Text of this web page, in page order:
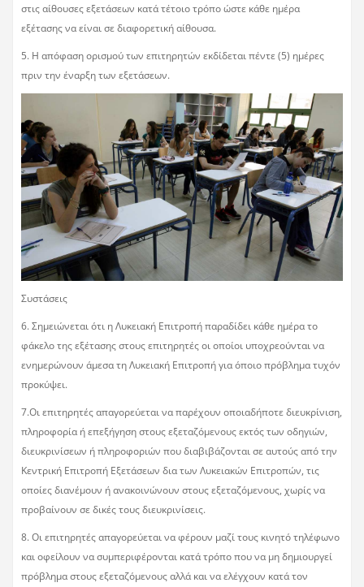
στις αίθουσες εξετάσεων κατά τέτοιο τρόπο ώστε κάθε ημέρα
εξέτασης να είναι σε διαφορετική αίθουσα.
5. Η απόφαση ορισμού των επιτηρητών εκδίδεται πέντε (5) ημέρες
πριν την έναρξη των εξετάσεων.
Συστάσεις
6. Σημειώνεται ότι η Λυκειακή Επιτροπή παραδίδει κάθε ημέρα το
φάκελο της εξέτασης στους επιτηρητές οι οποίοι υποχρεούνται να
ενημερώνουν άμεσα τη Λυκειακή Επιτροπή για όποιο πρόβλημα τυχόν
προκύψει.
7.Οι επιτηρητές απαγορεύεται να παρέχουν οποιαδήποτε διευκρίνιση,
πληροφορία ή επεξήγηση στους εξεταζόμενους εκτός των οδηγιών,
διευκρινίσεων ή πληροφοριών που διαβιβάζονται σε αυτούς από την
Κεντρική Επιτροπή Εξετάσεων δια των Λυκειακών Επιτροπών, τις
οποίες διανέμουν ή ανακοινώνουν στους εξεταζόμενους, χωρίς να
προβαίνουν σε δικές τους διευκρινίσεις.
8. Οι επιτηρητές απαγορεύεται να φέρουν μαζί τους κινητό τηλέφωνο
και οφείλουν να συμπεριφέρονται κατά τρόπο που να μη δημιουργεί
πρόβλημα στους εξεταζόμενους αλλά και να ελέγχουν κατά τον